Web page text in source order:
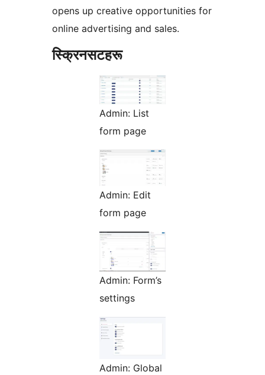
opens up creative opportunities for
online advertising and sales.
स्क्रिनसटहरू
Admin: List
form page
Admin: Edit
form page
Admin: Form’s
settings
Admin: Global